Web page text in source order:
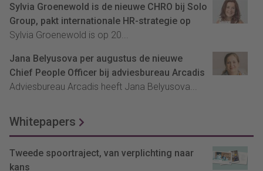
Sylvia Groenewold is de nieuwe CHRO bij Solo
Group, pakt internationale HR-strategie op
Sylvia Groenewold is op 20...
Jana Belyusova per augustus de nieuwe
Chief People Officer bij adviesbureau Arcadis
Adviesbureau Arcadis heeft Jana Belyusova...
Whitepapers
Tweede spoortraject, van verplichting naar
kans